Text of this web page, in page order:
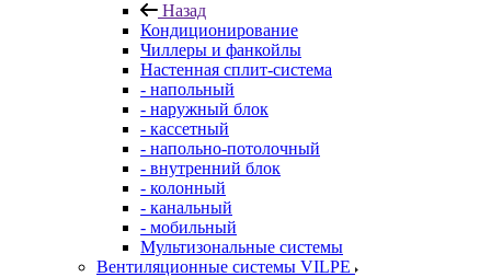
Назад
Кондиционирование
Чиллеры и фанкойлы
Настенная сплит-система
- напольный
- наружный блок
- кассетный
- напольно-потолочный
- внутренний блок
- колонный
- канальный
- мобильный
Мультизональные системы
Вентиляционные системы VILPE